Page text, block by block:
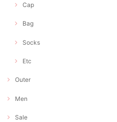
Cap
Bag
Socks
Etc
Outer
Men
Sale